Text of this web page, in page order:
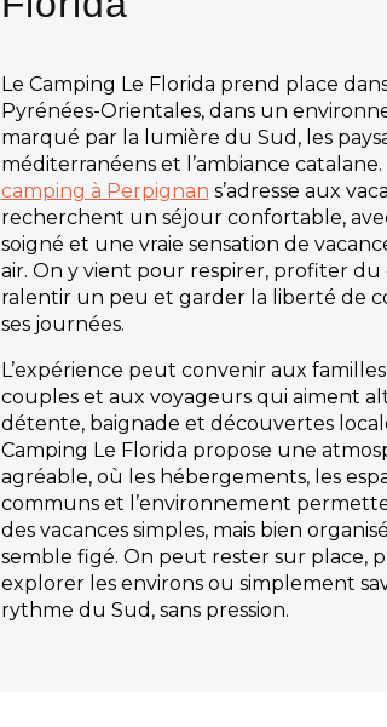
Le Camping Le Florida prend place
Pyrénées-Orientales, dans un
marqué par la lumière du Sud, les
méditerranéens et l’ambiance catalane.
camping à Perpignan s’adresse aux
recherchent un séjour confortable,
soigné et une vraie sensation de
air. On y vient pour respirer, profiter du
ralentir un peu et garder la liberté de
ses journées.
L’expérience peut convenir aux
couples et aux voyageurs qui aiment
détente, baignade et découvertes
Camping Le Florida propose une
agréable, où les hébergements, les
communs et l’environnement
des vacances simples, mais bien
semble figé. On peut rester sur place,
explorer les environs ou simplement
rythme du Sud, sans pression.